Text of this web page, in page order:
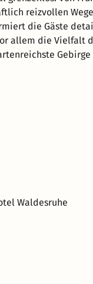
reizvollen
die Gäste
Gebirge
Waldesruhe